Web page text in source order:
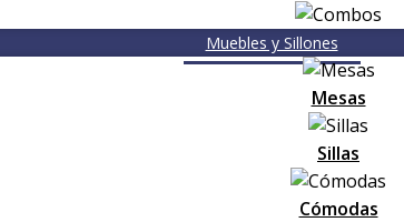
Muebles y Sillones
Mesas
Sillas
Cómodas